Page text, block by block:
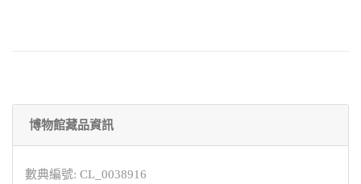
博物館藏品資訊
數典編號: CL_0038916